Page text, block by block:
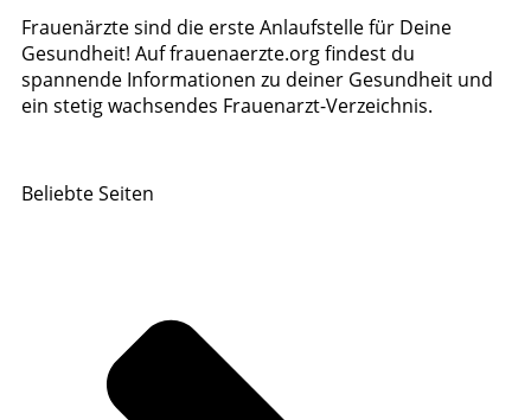
Frauenärzte sind die erste Anlaufstelle für Deine
Gesundheit! Auf frauenaerzte.org findest du
spannende Informationen zu deiner Gesundheit und
ein stetig wachsendes Frauenarzt-Verzeichnis.
Beliebte Seiten